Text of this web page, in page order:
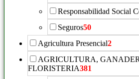
Responsabilidad Social
Seguros50
Agricultura Presencial2
AGRICULTURA,
FLORISTERIA381